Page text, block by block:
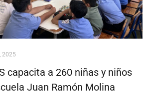
2025
capacita a 260 niñas y niños
Juan Ramón Molina